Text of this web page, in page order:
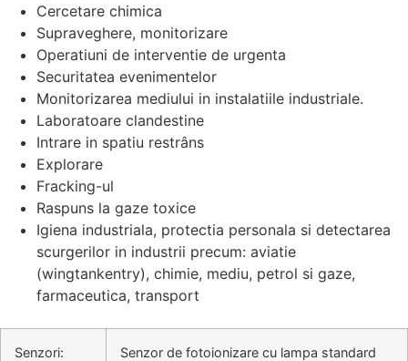
Cercetare chimica
Supraveghere, monitorizare
Operatiuni de interventie de urgenta
Securitatea evenimentelor
Monitorizarea mediului in instalatiile industriale.
Laboratoare clandestine
Intrare in spatiu restrâns
Explorare
Fracking-ul
Raspuns la gaze toxice
Igiena industriala, protectia personala si detectarea
scurgerilor in industrii precum: aviatie
(wingtankentry), chimie, mediu, petrol si gaze,
farmaceutica, transport
Senzori:
Senzor de fotoionizare cu lampa standard